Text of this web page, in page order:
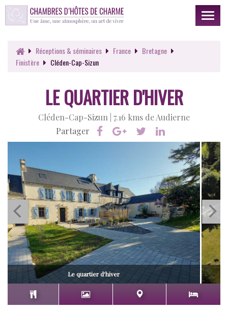
Toggle
Réceptions& séminaires France
Bretagne
Finistère
Cléden-Cap-Sizun
LE QUARTIER D'HIVER
Cléden-Cap-Sizun | 7.16 kms de Audierne
Partager
Le quartier d'hiver